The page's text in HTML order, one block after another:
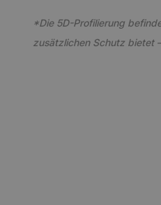
*Die 5D-Profilierung
zusätzlichen Schutz bietet